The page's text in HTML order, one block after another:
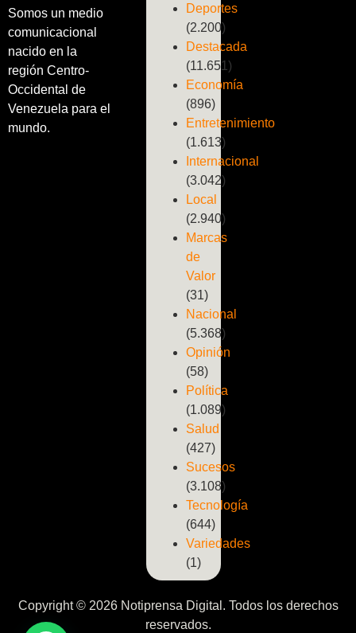
Somos un medio
comunicacional
nacido en la
región Centro-
Occidental de
Venezuela para el
mundo.
Deportes
(2.200)
Destacada
(11.651)
Economía
(896)
Entretenimiento
(1.613)
Internacional
(3.042)
Local
(2.940)
Marcas
de
Valor
(31)
Nacional
(5.368)
Opinión
(58)
Política
(1.089)
Salud
(427)
Sucesos
(3.108)
Tecnología
(644)
Variedades
(1)
Copyright © 2026 Notiprensa Digital. Todos los derechos
reservados.